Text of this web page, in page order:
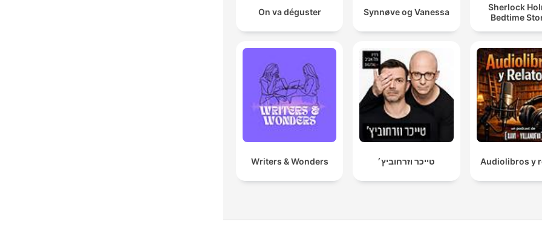
On va déguster Synnøve og Vanessa
Sherlock
Bedtime
Writers & Wonders טייכר וזרחוביץ׳ Audiolibros y